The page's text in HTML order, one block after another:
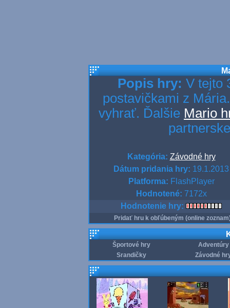
Popis hry: V tejto
postavičkami z
vyhrať. Ďalšie Mario
Kategória: Závodné hry
Dátum pridania hry: 19.1.2013
Platforma: FlashPlayer
Hodnotené: 7172x
Hodnotenie hry:
Pridať hru k obľúbeným (online
Športové hry
Adventúry
Srandičky
Závodné